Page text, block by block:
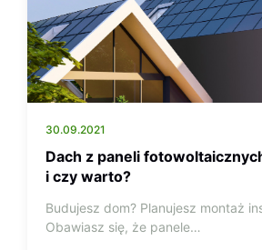
30.09.2021
Dach z paneli
i czy warto?
Budujesz dom? Planujesz montaż
Obawiasz się, że panele…